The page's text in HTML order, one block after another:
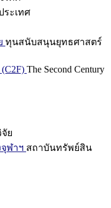
ระเทศ
ทุนสนับสนุนยุทธศาสตร์
(C2F) The Second Century
ย
ฬาฯ สถาบันทรัพย์สิน